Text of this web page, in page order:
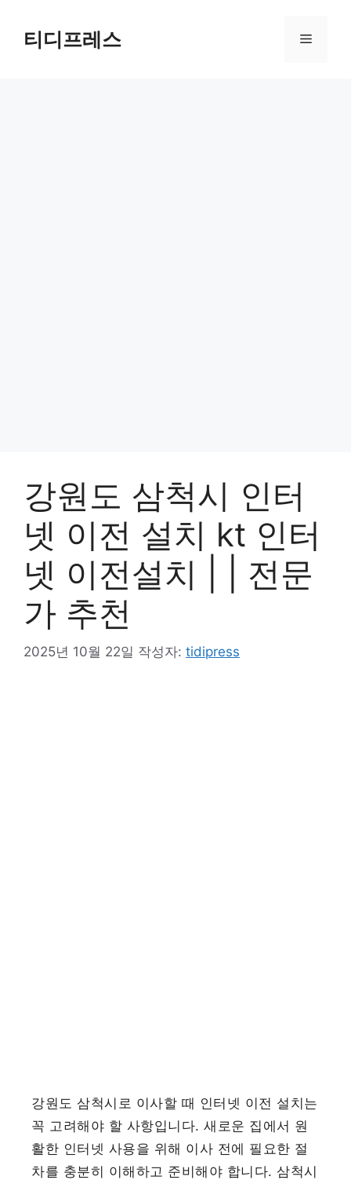
티디프레스 메
강원도 삼척시 인터
넷 이전 설치 kt 인터
넷 이전설치 | | 전문
가 추천
2025년 10월 22일 작성자: tidipress
강원도 삼척시로 이사할 때 인터넷 이전 설치는
꼭 고려해야 할 사항입니다. 새로운 집에서 원
활한 인터넷 사용을 위해 이사 전에 필요한 절
차를 충분히 이해하고 준비해야 합니다. 삼척시